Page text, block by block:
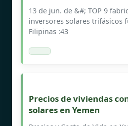
13 de jun. de &#; TOP 9
inversores solares trifásicos
Filipinas :43
Precios de viviendas
solares en Yemen